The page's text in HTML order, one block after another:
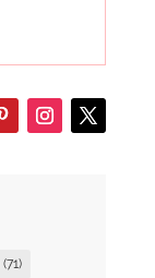
(71)